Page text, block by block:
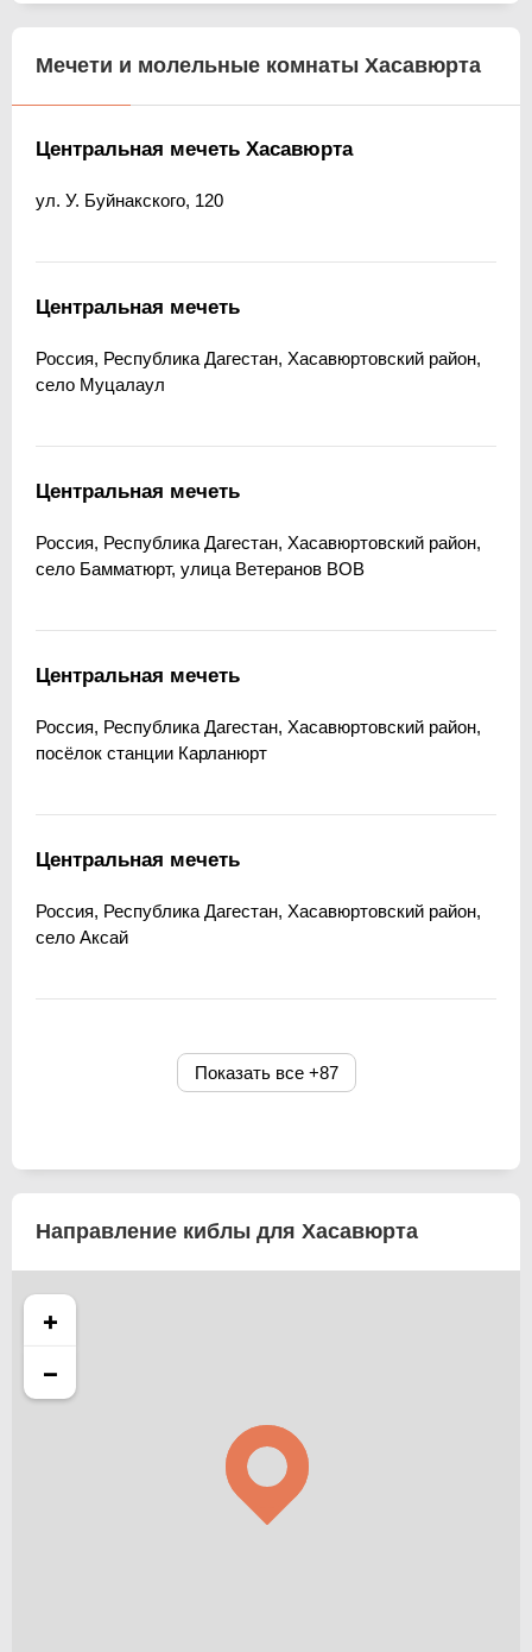
Мечети и молельные комнаты Хасавюрта
Центральная мечеть Хасавюрта
ул. У. Буйнакского, 120
Центральная мечеть
Россия, Республика Дагестан, Хасавюртовский район,
село Муцалаул
Центральная мечеть
Россия, Республика Дагестан, Хасавюртовский район,
село Бамматюрт, улица Ветеранов ВОВ
Центральная мечеть
Россия, Республика Дагестан, Хасавюртовский район,
посёлок станции Карланюрт
Центральная мечеть
Россия, Республика Дагестан, Хасавюртовский район,
село Аксай
Показать все +87
Направление киблы для Хасавюрта
+
−